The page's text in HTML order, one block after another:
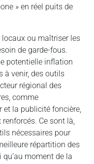
» en réel puits de
ou maîtriser les
de garde-fous.
potentielle inflation
à venir, des outils
régional des
comme
et la publicité foncière,
Ce sont là,
nécessaires pour
répartition des
moment de la